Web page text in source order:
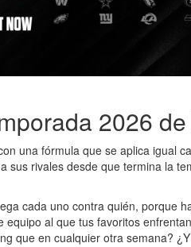
2026
una fórmula que se aplica igual
sus rivales desde que termina la
cada uno contra quién, porque
al que tus favoritos
que en cualquier otra semana?